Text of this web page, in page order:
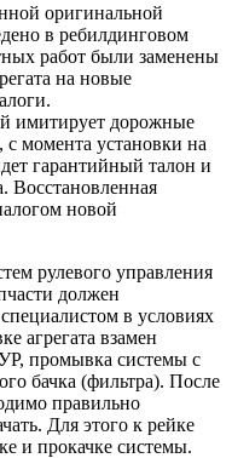
оригинальной
в ребилдинговом
работ были заменены
на новые
имитирует дорожные
с момента установки на
гарантийный талон и
Восстановленная
новой
рулевого управления
должен
в условиях
агрегата взамен
промывка системы с
бачка (фильтра). После
правильно
Для этого к рейке
и прокачке системы.